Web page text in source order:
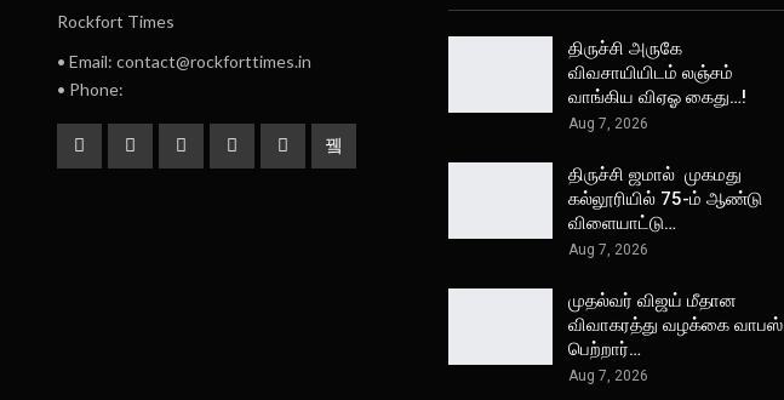
Rockfort Times
• Email: contact@rockforttimes.in
• Phone:
திருச்சி அருகே
விவசாயியிடம் லஞ்சம்
வாங்கிய விஏஓ கைது…!
Aug 7, 2026
திருச்சி ஜமால் முகமது
கல்லூரியில் 75-ம் ஆண்டு
விளையாட்டு…
Aug 7, 2026
முதல்வர் விஜய் மீதான
விவாகரத்து வழக்கை வாபஸ்
பெற்றார்…
Aug 7, 2026